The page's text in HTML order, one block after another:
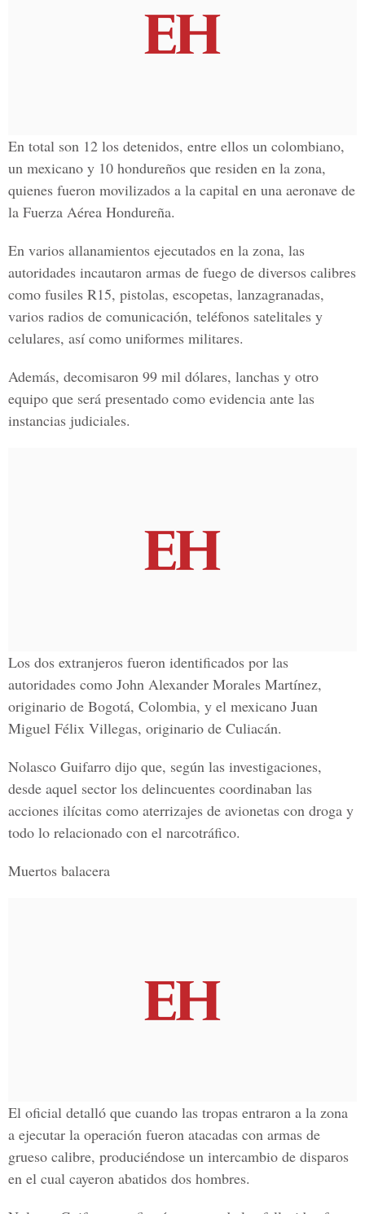
En total son 12 los detenidos, entre ellos un colombiano,
un mexicano y 10 hondureños que residen en la zona,
quienes fueron movilizados a la capital en una aeronave de
la Fuerza Aérea Hondureña.
En varios allanamientos ejecutados en la zona, las
autoridades incautaron armas de fuego de diversos calibres
como fusiles R15, pistolas, escopetas, lanzagranadas,
varios radios de comunicación, teléfonos satelitales y
celulares, así como uniformes militares.
Además, decomisaron 99 mil dólares, lanchas y otro
equipo que será presentado como evidencia ante las
instancias judiciales.
Los dos extranjeros fueron identificados por las
autoridades como John Alexander Morales Martínez,
originario de Bogotá, Colombia, y el mexicano Juan
Miguel Félix Villegas, originario de Culiacán.
Nolasco Guifarro dijo que, según las investigaciones,
desde aquel sector los delincuentes coordinaban las
acciones ilícitas como aterrizajes de avionetas con droga y
todo lo relacionado con el narcotráfico.
Muertos balacera
El oficial detalló que cuando las tropas entraron a la zona
a ejecutar la operación fueron atacadas con armas de
grueso calibre, produciéndose un intercambio de disparos
en el cual cayeron abatidos dos hombres.